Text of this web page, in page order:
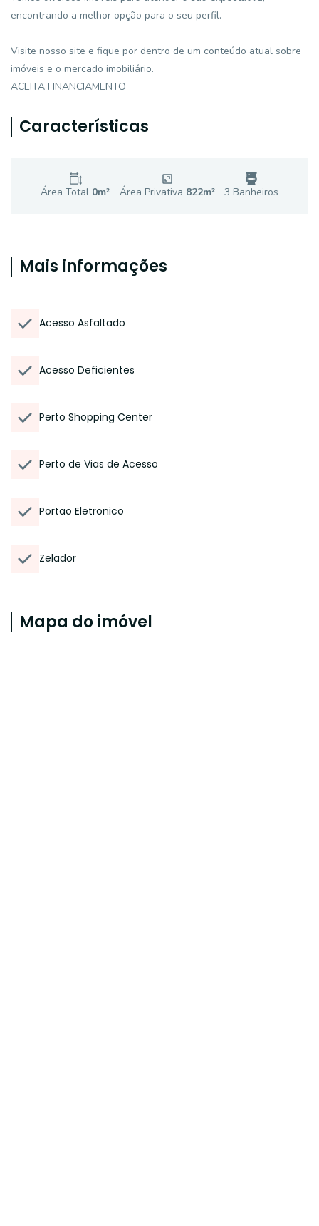
encontrando a melhor opção para o seu perfil.
Visite nosso site e fique por dentro de um conteúdo atual sobre
imóveis e o mercado imobiliário.
ACEITA FINANCIAMENTO
Características
Área Total 0m² Área Privativa 822m² 3 Banheiros
Mais informações
Acesso Asfaltado
Acesso Deficientes
Perto Shopping Center
Perto de Vias de Acesso
Portao Eletronico
Zelador
Mapa do imóvel